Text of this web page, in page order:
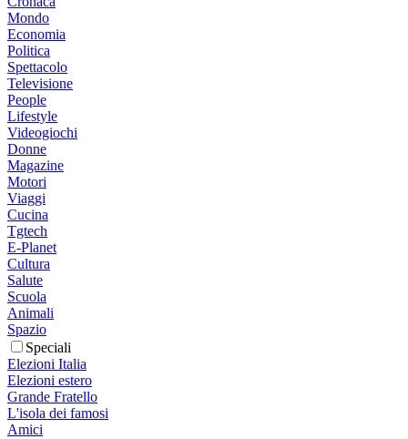
Mondo
Economia
Politica
Spettacolo
Televisione
People
Lifestyle
Videogiochi
Donne
Magazine
Motori
Viaggi
Cucina
Tgtech
E-Planet
Cultura
Salute
Scuola
Animali
Spazio
Speciali
Elezioni Italia
Elezioni estero
Grande Fratello
L'isola dei famosi
Amici